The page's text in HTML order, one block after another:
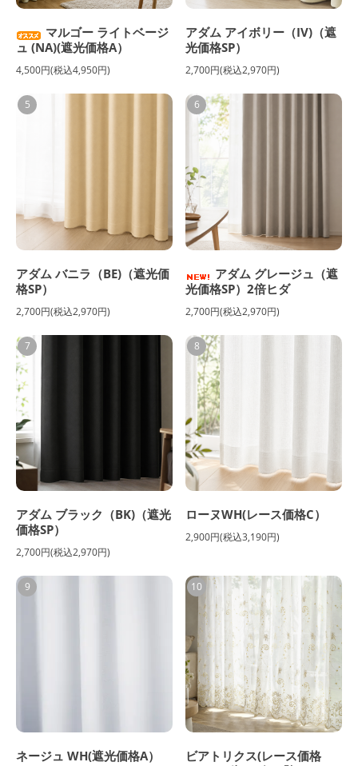
マルゴー ライトベージ
ュ (NA)(遮光価格A）
4,500円(税込4,950円)
アダム アイボリー（IV)（遮
光価格SP）
2,700円(税込2,970円)
5
アダム バニラ（BE)（遮光価
格SP）
2,700円(税込2,970円)
6
アダム グレージュ（遮
光価格SP）2倍ヒダ
2,700円(税込2,970円)
7
アダム ブラック（BK)（遮光
価格SP）
2,700円(税込2,970円)
8
ローヌWH(レース価格C）
2,900円(税込3,190円)
9
ネージュ WH(遮光価格A）
10
ビアトリクス(レース価格